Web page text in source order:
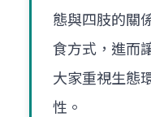
態與四肢的關
食方式，進而
大家重視生態
性。